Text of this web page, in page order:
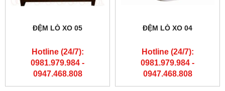
ĐỆM LÒ XO 05
Hotline (24/7):
0981.979.984 -
0947.468.808
ĐỆM LÒ XO 04
Hotline (24/7):
0981.979.984 -
0947.468.808